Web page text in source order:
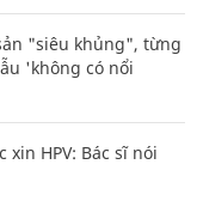
"siêu khủng", từng
'không có nổi
HPV: Bác sĩ nói